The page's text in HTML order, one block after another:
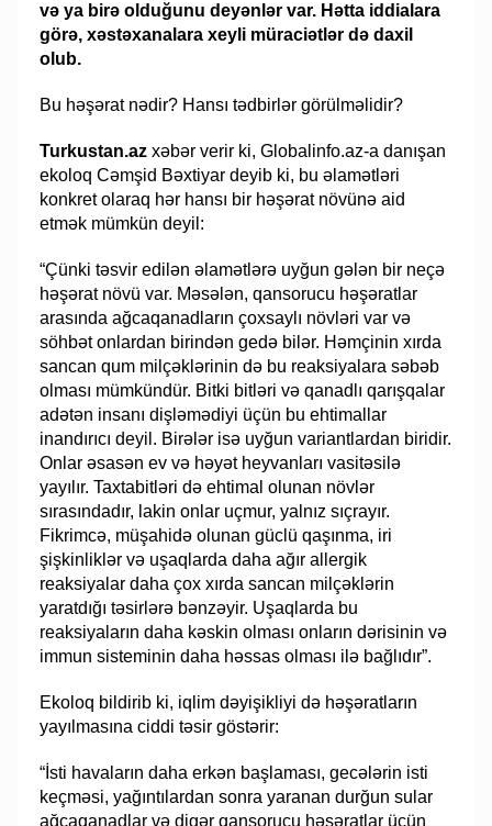
və ya birə olduğunu deyənlər var. Hətta iddialara
görə, xəstəxanalara xeyli müraciətlər də daxil
olub.
Bu həşərat nədir? Hansı tədbirlər görülməlidir?
Turkustan.azxəbər verir ki, Globalinfo.az-a danışan
ekoloq Cəmşid Bəxtiyar deyib ki, bu əlamətləri
konkret olaraq hər hansı bir həşərat növünə aid
etmək mümkün deyil:
“Çünki təsvir edilən əlamətlərə uyğun gələn bir neçə
həşərat növü var. Məsələn, qansorucu həşəratlar
arasında ağcaqanadların çoxsaylı növləri var və
söhbət onlardan birindən gedə bilər. Həmçinin xırda
sancan qum milçəklərinin də bu reaksiyalara səbəb
olması mümkündür. Bitki bitləri və qanadlı qarışqalar
adətən insanı dişləmədiyi üçün bu ehtimallar
inandırıcı deyil. Birələr isə uyğun variantlardan biridir.
Onlar əsasən ev və həyət heyvanları vasitəsilə
yayılır. Taxtabitləri də ehtimal olunan növlər
sırasındadır, lakin onlar uçmur, yalnız sıçrayır.
Fikrimcə, müşahidə olunan güclü qaşınma, iri
şişkinliklər və uşaqlarda daha ağır allergik
reaksiyalar daha çox xırda sancan milçəklərin
yaratdığı təsirlərə bənzəyir. Uşaqlarda bu
reaksiyaların daha kəskin olması onların dərisinin və
immun sisteminin daha həssas olması ilə bağlıdır”.
Ekoloq bildirib ki, iqlim dəyişikliyi də həşəratların
yayılmasına ciddi təsir göstərir:
“İsti havaların daha erkən başlaması, gecələrin isti
keçməsi, yağıntılardan sonra yaranan durğun sular
ağcaqanadlar və digər qansorucu həşəratlar üçün